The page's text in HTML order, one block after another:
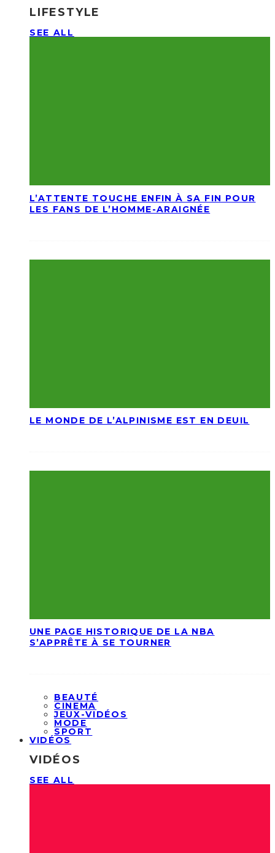
LIFESTYLE
SEE ALL
L’ATTENTE TOUCHE ENFIN À SA FIN POUR
LES FANS DE L’HOMME-ARAIGNÉE
LE MONDE DE L’ALPINISME EST EN DEUIL
UNE PAGE HISTORIQUE DE LA NBA
S’APPRÊTE À SE TOURNER
BEAUTÉ
CINEMA
JEUX-VIDÉOS
MODE
SPORT
VIDÉOS
VIDÉOS
SEE ALL